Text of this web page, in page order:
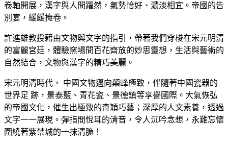
卷軸開展，漢字與人間躍然，氣勢恰好、濃淡相宜。帝國的告
別宴，緩緩掩卷。
許進雄教授藉由文物與文字的指引，帶著我們穿梭在宋元明清
的富麗宮廷，體驗窯場間百花齊放的妙思靈想，生活與藝術的
自然結合，文物與漢字的精巧美麗。
宋元明清時代， 中國文物邁向顛峰極致，伴隨著中國瓷器的
世界足 跡，景泰藍、青花瓷、景德鎮等享譽國際。大氣恢弘
的帝國文化，催生出極致的奇穎巧藝；深厚的人文素養，透過
文字一一展現。彈指間悅耳的清音，令人沉吟念想，永難忘懷
圍繞著紫禁城的一抹清脆！